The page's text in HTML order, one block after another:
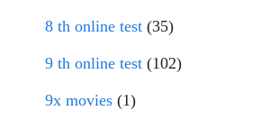
8 th online test (35)
9 th online test (102)
9x movies (1)